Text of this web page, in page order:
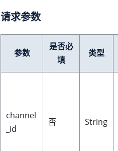
请求参数
参数
是否必
填
类型
channel
_id
否 String